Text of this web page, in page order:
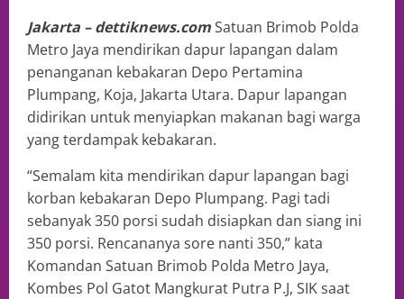
Jakarta – dettiknews.comSatuan Brimob Polda
Metro Jaya mendirikan dapur lapangan dalam
penanganan kebakaran Depo Pertamina
Plumpang, Koja, Jakarta Utara. Dapur lapangan
didirikan untuk menyiapkan makanan bagi warga
yang terdampak kebakaran.
“Semalam kita mendirikan dapur lapangan bagi
korban kebakaran Depo Plumpang. Pagi tadi
sebanyak 350 porsi sudah disiapkan dan siang ini
350 porsi. Rencananya sore nanti 350,” kata
Komandan Satuan Brimob Polda Metro Jaya,
Kombes Pol Gatot Mangkurat Putra P.J, SIK saat